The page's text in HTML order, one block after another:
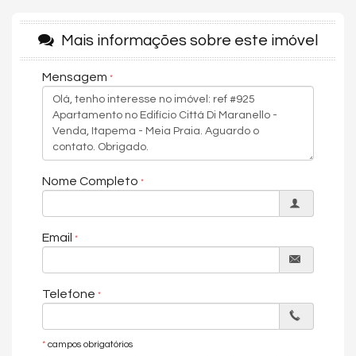
- Cozinha
- Área de serviço
ÁREA DE LAZER:
Mobiliada, decorada e equipada.
- Piscinas adulto e infantil
- Salão de festas
- Academia
📧 E-mail: elizetevieiraimoveis@gmail.com
Mais informações sobre este imóvel
Mensagem
Nome Completo
Email
Telefone
* campos obrigatórios